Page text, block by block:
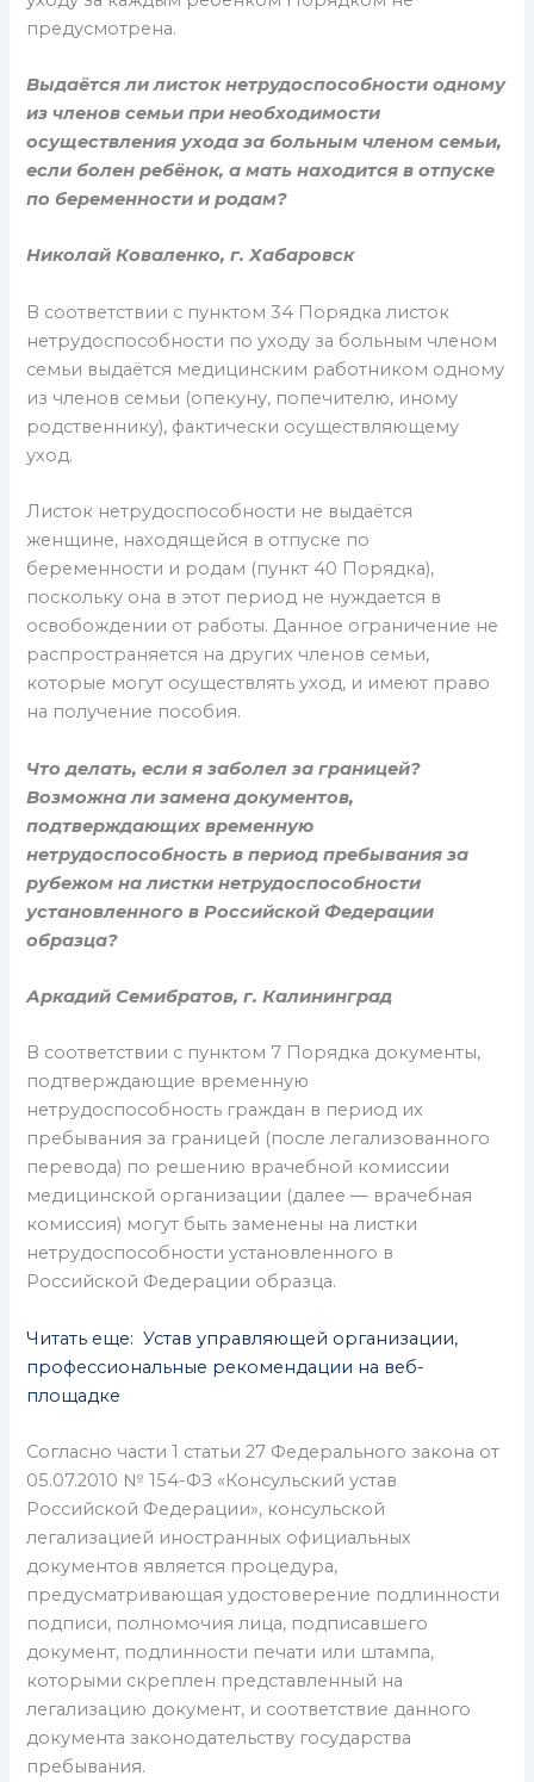
предусмотрена.
Выдаётся ли листок нетрудоспособности одному
из членов семьи при необходимости
осуществления ухода за больным членом семьи,
если болен ребёнок, а мать находится в отпуске
по беременности и родам?
Николай Коваленко, г. Хабаровск
В соответствии с пунктом 34 Порядка листок
нетрудоспособности по уходу за больным членом
семьи выдаётся медицинским работником одному
из членов семьи (опекуну, попечителю, иному
родственнику), фактически осуществляющему
уход.
Листок нетрудоспособности не выдаётся
женщине, находящейся в отпуске по
беременности и родам (пункт 40 Порядка),
поскольку она в этот период не нуждается в
освобождении от работы. Данное ограничение не
распространяется на других членов семьи,
которые могут осуществлять уход, и имеют право
на получение пособия.
Что делать, если я заболел за границей?
Возможна ли замена документов,
подтверждающих временную
нетрудоспособность в период пребывания за
рубежом на листки нетрудоспособности
установленного в Российской Федерации
образца?
Аркадий Семибратов, г. Калининград
В соответствии с пунктом 7 Порядка документы,
подтверждающие временную
нетрудоспособность граждан в период их
пребывания за границей (после легализованного
перевода) по решению врачебной комиссии
медицинской организации (далее — врачебная
комиссия) могут быть заменены на листки
нетрудоспособности установленного в
Российской Федерации образца.
Читать еще: Устав управляющей организации,
профессиональные рекомендации на веб-
площадке
Согласно части 1 статьи 27 Федерального закона от
05.07.2010 № 154-ФЗ «Консульский устав
Российской Федерации», консульской
легализацией иностранных официальных
документов является процедура,
предусматривающая удостоверение подлинности
подписи, полномочия лица, подписавшего
документ, подлинности печати или штампа,
которыми скреплен представленный на
легализацию документ, и соответствие данного
документа законодательству государства
пребывания.